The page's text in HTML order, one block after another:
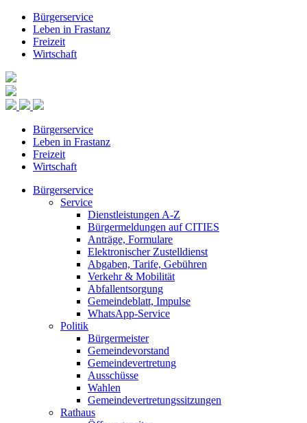
Bürgerservice
Leben in Frastanz
Freizeit
Wirtschaft
Bürgerservice
Leben in Frastanz
Freizeit
Wirtschaft
Bürgerservice
Service
Dienstleistungen A-Z
Bürgermeldungen auf CITIES
Anträge, Formulare
Elektronischer Zustelldienst
Abgaben, Tarife, Gebühren
Verkehr & Mobilität
Abfallentsorgung
Gemeindeblatt, Impulse
WhatsApp-Service
Politik
Bürgermeister
Gemeindevorstand
Gemeindevertretung
Ausschüsse
Wahlen
Gemeindevertretungssitzungen
Rathaus